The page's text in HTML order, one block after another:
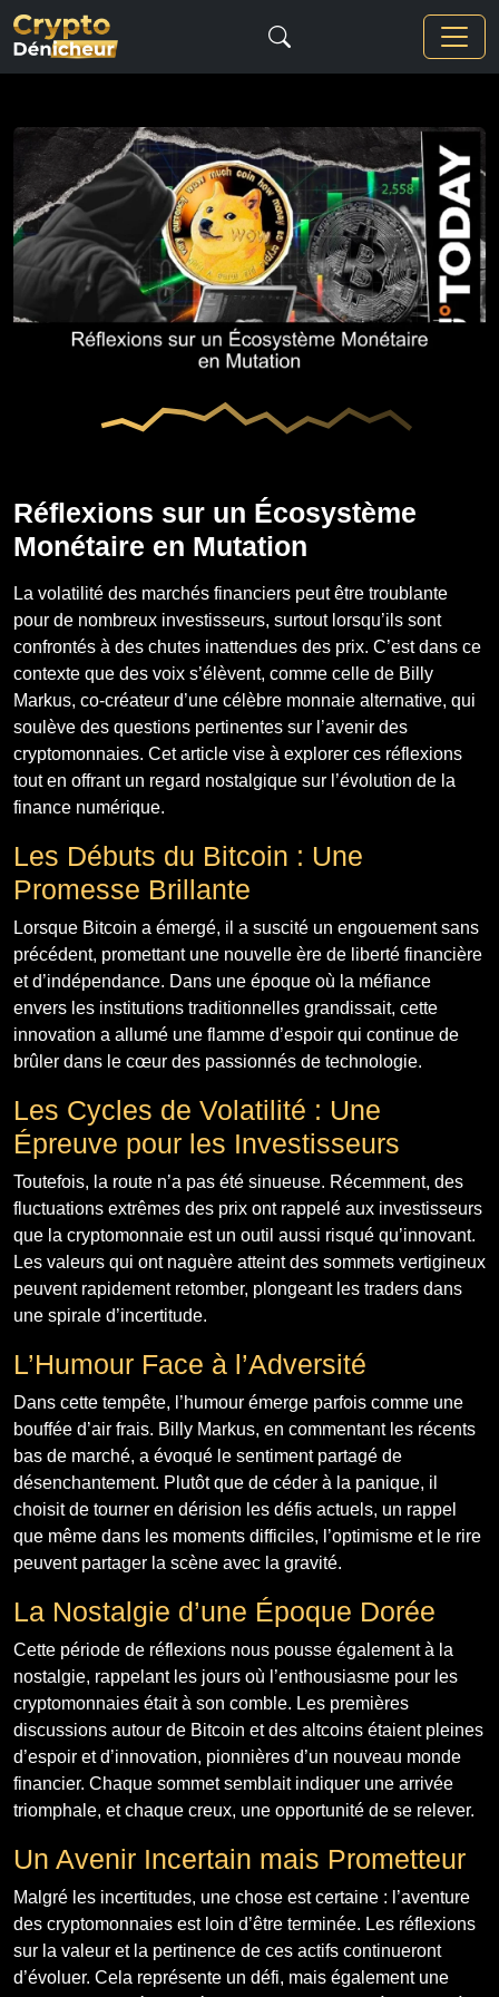
Réflexions sur un Écosystème
Monétaire en Mutation
La volatilité des marchés financiers peut être troublante
pour de nombreux investisseurs, surtout lorsqu’ils sont
confrontés à des chutes inattendues des prix. C’est dans ce
contexte que des voix s’élèvent, comme celle de Billy
Markus, co-créateur d’une célèbre monnaie alternative, qui
soulève des questions pertinentes sur l’avenir des
cryptomonnaies. Cet article vise à explorer ces réflexions
tout en offrant un regard nostalgique sur l’évolution de la
finance numérique.
Les Débuts du Bitcoin : Une
Promesse Brillante
Lorsque Bitcoin a émergé, il a suscité un engouement sans
précédent, promettant une nouvelle ère de liberté financière
et d’indépendance. Dans une époque où la méfiance
envers les institutions traditionnelles grandissait, cette
innovation a allumé une flamme d’espoir qui continue de
brûler dans le cœur des passionnés de technologie.
Les Cycles de Volatilité : Une
Épreuve pour les Investisseurs
Toutefois, la route n’a pas été sinueuse. Récemment, des
fluctuations extrêmes des prix ont rappelé aux investisseurs
que la cryptomonnaie est un outil aussi risqué qu’innovant.
Les valeurs qui ont naguère atteint des sommets vertigineux
peuvent rapidement retomber, plongeant les traders dans
une spirale d’incertitude.
L’Humour Face à l’Adversité
Dans cette tempête, l’humour émerge parfois comme une
bouffée d’air frais. Billy Markus, en commentant les récents
bas de marché, a évoqué le sentiment partagé de
désenchantement. Plutôt que de céder à la panique, il
choisit de tourner en dérision les défis actuels, un rappel
que même dans les moments difficiles, l’optimisme et le rire
peuvent partager la scène avec la gravité.
La Nostalgie d’une Époque Dorée
Cette période de réflexions nous pousse également à la
nostalgie, rappelant les jours où l’enthousiasme pour les
cryptomonnaies était à son comble. Les premières
discussions autour de Bitcoin et des altcoins étaient pleines
d’espoir et d’innovation, pionnières d’un nouveau monde
financier. Chaque sommet semblait indiquer une arrivée
triomphale, et chaque creux, une opportunité de se relever.
Un Avenir Incertain mais Prometteur
Malgré les incertitudes, une chose est certaine : l’aventure
des cryptomonnaies est loin d’être terminée. Les réflexions
sur la valeur et la pertinence de ces actifs continueront
d’évoluer. Cela représente un défi, mais également une